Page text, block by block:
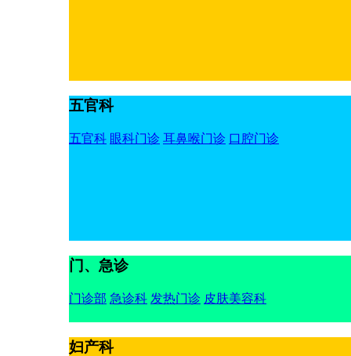
五官科
五官科 眼科门诊 耳鼻喉门诊 口腔门诊
门、急诊
门诊部 急诊科 发热门诊 皮肤美容科
妇产科